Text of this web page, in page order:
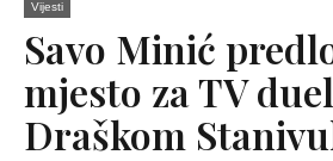
Vijesti
Savo Minić
mjesto za TV
Draškom